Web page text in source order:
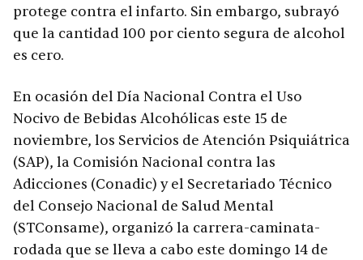
protege contra el infarto. Sin embargo, subrayó
que la cantidad 100 por ciento segura de alcohol
es cero.
En ocasión del Día Nacional Contra el Uso
Nocivo de Bebidas Alcohólicas este 15 de
noviembre, los Servicios de Atención Psiquiátrica
(SAP), la Comisión Nacional contra las
Adicciones (Conadic) y el Secretariado Técnico
del Consejo Nacional de Salud Mental
(STConsame), organizó la carrera-caminata-
rodada que se lleva a cabo este domingo 14 de